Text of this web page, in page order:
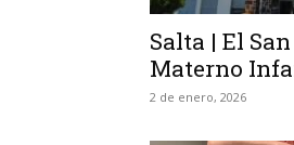
Salta | El
Materno
2 de enero, 2026